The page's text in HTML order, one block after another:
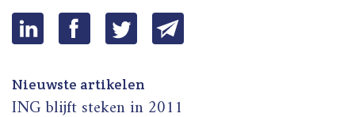
Nieuwste artikelen
ING blijft steken in 2011